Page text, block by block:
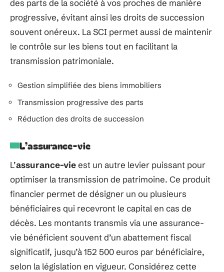
des parts de la société à vos proches de manière
progressive, évitant ainsi les droits de succession
souvent onéreux. La SCI permet aussi de maintenir
le contrôle sur les biens tout en facilitant la
transmission patrimoniale.
Gestion simplifiée des biens immobiliers
Transmission progressive des parts
Réduction des droits de succession
L’assurance-vie
L’assurance-vieest un autre levier puissant pour
optimiser la transmission de patrimoine. Ce produit
financier permet de désigner un ou plusieurs
bénéficiaires qui recevront le capital en cas de
décès. Les montants transmis via une assurance-
vie bénéficient souvent d’un abattement fiscal
significatif, jusqu’à 152 500 euros par bénéficiaire,
selon la législation en vigueur. Considérez cette